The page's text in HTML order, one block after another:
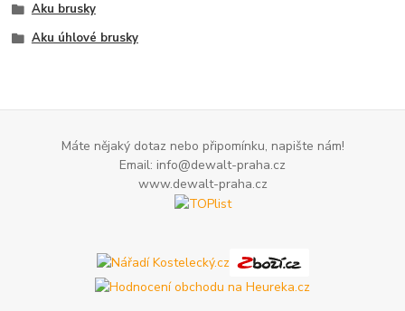
Aku brusky
Aku úhlové brusky
Máte nějaký dotaz nebo připomínku, napište nám!
Email: info@dewalt-praha.cz
www.dewalt-praha.cz